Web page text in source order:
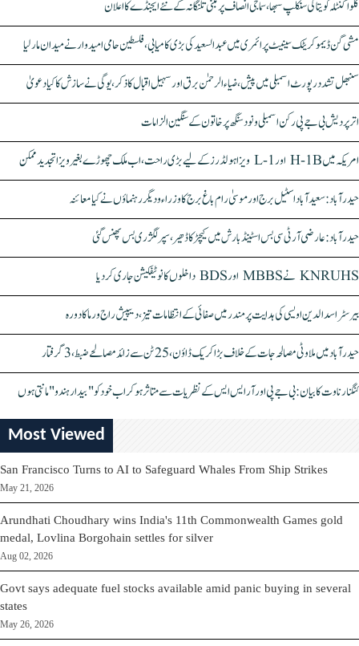
کلواکنٹلہ کویتا کی سنکلپ سبھا، سماجی انصاف پر مبنی تلنگانہ کے نئے ایجنڈے کا اعلان
مشی گن ڈیموکریٹک سینیٹ پرائمری میں عبدالسعید کی بڑی کامیابی، فلسطین حامی امیدوار نے میدان مار لیا
سنبھل تشدد رپورٹ اسمبلی میں پیش، ضیاء الرحمٰن برق اور سہیل اقبال کا ذکر، یوگی نے سازش کا کیا دعویٰ
اتر پردیش بی جے پی رکن اسمبلی ونود سنگھ پر خاتون کے سنگین الزامات
امریکہ میں H-1B اور L-1 ویزا ہولڈرز کے لیے بڑی راحت، اب ملک چھوڑے بغیر ویزا تجدید ممکن
حیدرآباد: سعیدآباد اسٹیل برج اور موسیٰ رام باغ برج کا وزراء و دیگر رہنماؤں نے کیا معائنہ
حیدرآباد: عارضی آر ٹی سی بس اسٹینڈ بارش میں کیچڑ کا ڈھیر، سپر لگژری بس پھنس گئی
KNRUHS نے MBBS اور BDS داخلوں کا نوٹیفکیشن جاری کر دیا
بیرسٹر اسدالدین اویسی کی ہدایت پر مندر میں صفائی کے انتظامات تیز، دیپیش راج ورما کا دورہ
حیدرآباد میں ملاوٹی مصالحہ جات کے خلاف بڑا کریک ڈاؤن، 25 ٹن سے زائد مصالحے ضبط، 3 گرفتار
کنگنا رناوت کا بیان: بی جے پی اور آر ایس ایس کے نظریات سے متاثر ہو کر اب خود کو "بیدار ہندو" مانتی ہوں
Most Viewed
San Francisco Turns to AI to Safeguard Whales From Ship Strikes
May 21, 2026
Arundhati Choudhary wins India's 11th Commonwealth Games gold
medal, Lovlina Borgohain settles for silver
Aug 02, 2026
Govt says adequate fuel stocks available amid panic buying in several
states
May 26, 2026